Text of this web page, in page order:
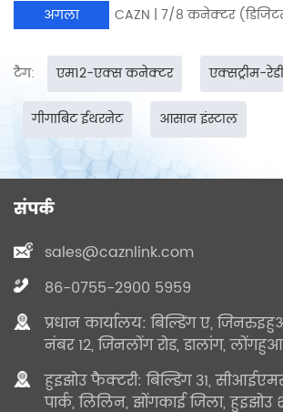
अगला
टैग: एम12-एक्स कनेक्टर एक्सट्रीम-रेडी
गीगाबिट ईथरनेट आसान इंस्टाल
संपर्क
sales@caznlink.com
86-0755-2900 5959
प्रधान कार्यालय: बिल्डिंग ए,
नंबर 12, जिनलोंग रोड, डालांग,
हुइझोउ फैक्टरी: बिल्डिंग 31,
पार्क, लिलिन, झोंगकाई जिला, हुइझोउ